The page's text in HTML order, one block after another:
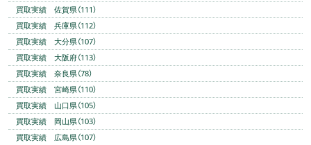
買取実績 佐賀県（111）
買取実績 兵庫県（112）
買取実績 大分県（107）
買取実績 大阪府（113）
買取実績 奈良県（78）
買取実績 宮崎県（110）
買取実績 山口県（105）
買取実績 岡山県（103）
買取実績 広島県（107）